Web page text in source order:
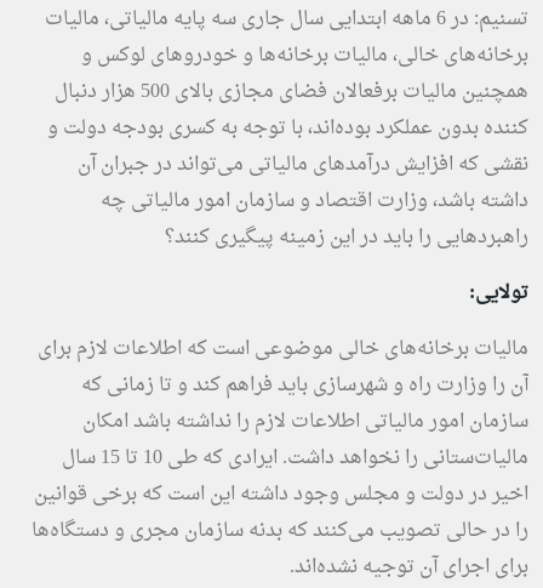
تسنیم: در 6 ماهه ابتدایی سال جاری سه پایه مالیاتی، مالیات
برخانه‌های خالی، مالیات برخانه‌ها و خودروهای لوکس و
همچنین مالیات برفعالان فضای مجازی بالای 500 هزار دنبال
کننده بدون عملکرد بوده‌اند، با توجه به کسری بودجه دولت و
نقشی که افزایش درآمدهای مالیاتی می‌تواند در جبران آن
داشته باشد، وزارت اقتصاد و سازمان امور مالیاتی چه
راهبردهایی را باید در این زمینه پیگیری کنند؟
تولایی:
مالیات برخانه‌های خالی موضوعی است که اطلاعات لازم برای
آن را وزارت راه و شهرسازی باید فراهم کند و تا زمانی که
سازمان امور مالیاتی اطلاعات لازم را نداشته باشد امکان
مالیات‌ستانی را نخواهد داشت. ایرادی که طی 10 تا 15 سال
اخیر در دولت و مجلس وجود داشته این است که برخی قوانین
را در حالی تصویب می‌کنند که بدنه سازمان مجری و دستگاه‌ها
برای اجرای آن توجیه نشده‌اند.